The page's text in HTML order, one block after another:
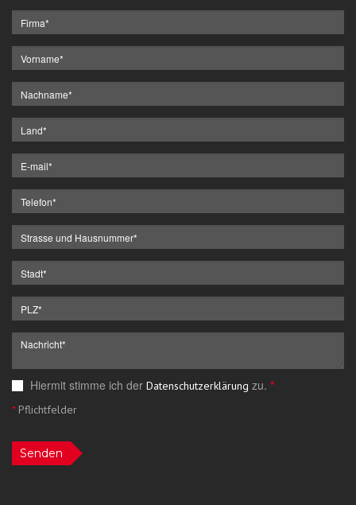
Hiermit stimme ich der Datenschutzerklärung zu. *
*Pflichtfelder
Senden